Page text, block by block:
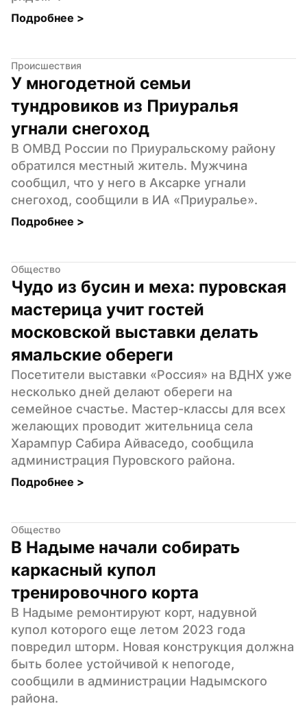
Подробнее >
Происшествия
У многодетной семьи
тундровиков из Приуралья
угнали снегоход
В ОМВД России по Приуральскому району
обратился местный житель. Мужчина
сообщил, что у него в Аксарке угнали
снегоход, сообщили в ИА «Приуралье».
Подробнее >
Общество
Чудо из бусин и меха: пуровская
мастерица учит гостей
московской выставки делать
ямальские обереги
Посетители выставки «Россия» на ВДНХ уже
несколько дней делают обереги на
семейное счастье. Мастер-классы для всех
желающих проводит жительница села
Харампур Сабира Айваседо, сообщила
администрация Пуровского района.
Подробнее >
Общество
В Надыме начали собирать
каркасный купол
тренировочного корта
В Надыме ремонтируют корт, надувной
купол которого еще летом 2023 года
повредил шторм. Новая конструкция должна
быть более устойчивой к непогоде,
сообщили в администрации Надымского
района.